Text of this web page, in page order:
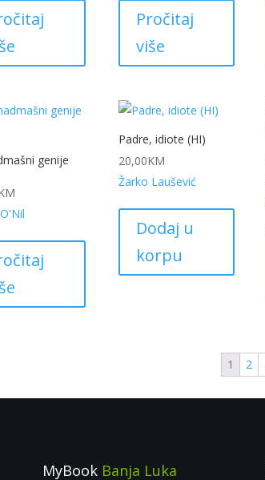
Pročitaj
više
genije
Padre, idiote (HI)
20,00KM
Žarko Laušević
Dodaj u
korpu
1 2
MyBook Banja Luka